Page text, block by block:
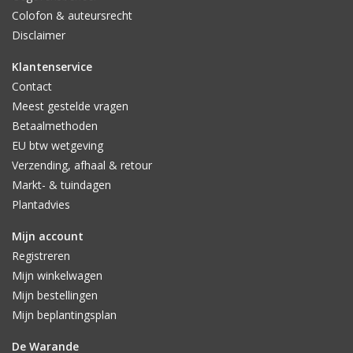
Colofon & auteursrecht
Disclaimer
Klantenservice
Contact
Meest gestelde vragen
Betaalmethoden
EU btw wetgeving
Verzending, afhaal & retour
Markt- & tuindagen
Plantadvies
Mijn account
Registreren
Mijn winkelwagen
Mijn bestellingen
Mijn beplantingsplan
De Warande